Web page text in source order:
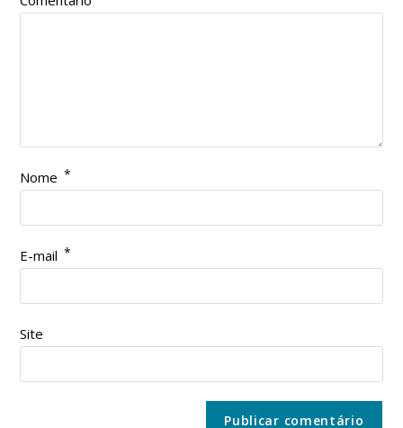
Nome *
E-mail *
Site